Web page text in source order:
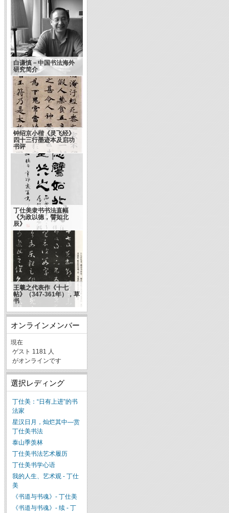
白谦慎－中国书法海外
研究简介
钟绍京小楷《灵飞经》
四十三行墨迹本及启功
书评
丁仕美隶书书法直幅
《为政以德，譬如北
辰》
王羲之代表作《十七
帖》（347-361年），草
书
オンラインメンバー
現在
ゲスト 1181 人
がオンラインです
選択レディング
丁仕美：“日有上进”的书
法家
星汉日月，灿烂其中—赏
丁仕美书法
泰山季羡林
丁仕美书法艺术履历
丁仕美书学心语
我的人生、艺术观 - 丁仕
美
《书道与书魂》- 丁仕美
《书道与书魂》- 续 - 丁